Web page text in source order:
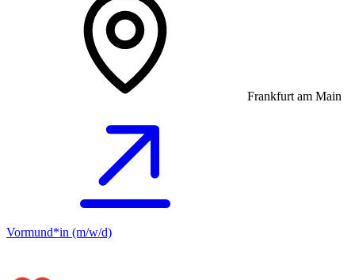
Frankfurt am Main
Vormund*in (m/w/d)